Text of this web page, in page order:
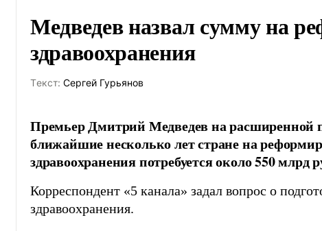
Медведев назвал сумму на
здравоохранения
Tекст: Сергей Гурьянов
Премьер Дмитрий Медведев на расширенной
ближайшие несколько лет стране на
здравоохранения потребуется около 550 млрд
Корреспондент «5 канала» задал вопрос о
здравоохранения.